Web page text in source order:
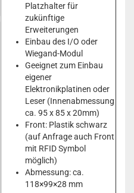
Platzhalter für
zukünftige
Erweiterungen
Einbau des I/O oder
Wiegand-Modul
Geeignet zum Einbau
eigener
Elektronikplatinen oder
Leser (Innenabmessung
ca. 95 x 85 x 20mm)
Front: Plastik schwarz
(auf Anfrage auch Front
mit RFID Symbol
möglich)
Abmessung: ca.
118×99×28 mm